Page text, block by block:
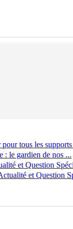
tous les
: le gardien de nos ...
et Question
et Question